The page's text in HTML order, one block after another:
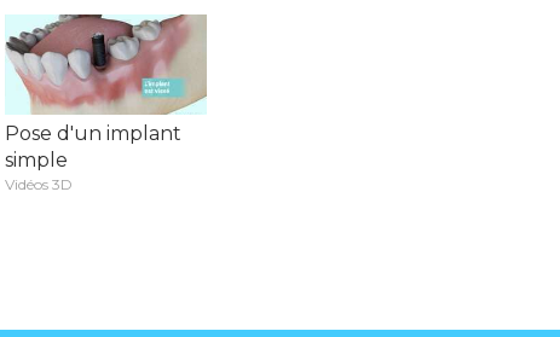
Pose d'un implant
simple
Vidéos 3D